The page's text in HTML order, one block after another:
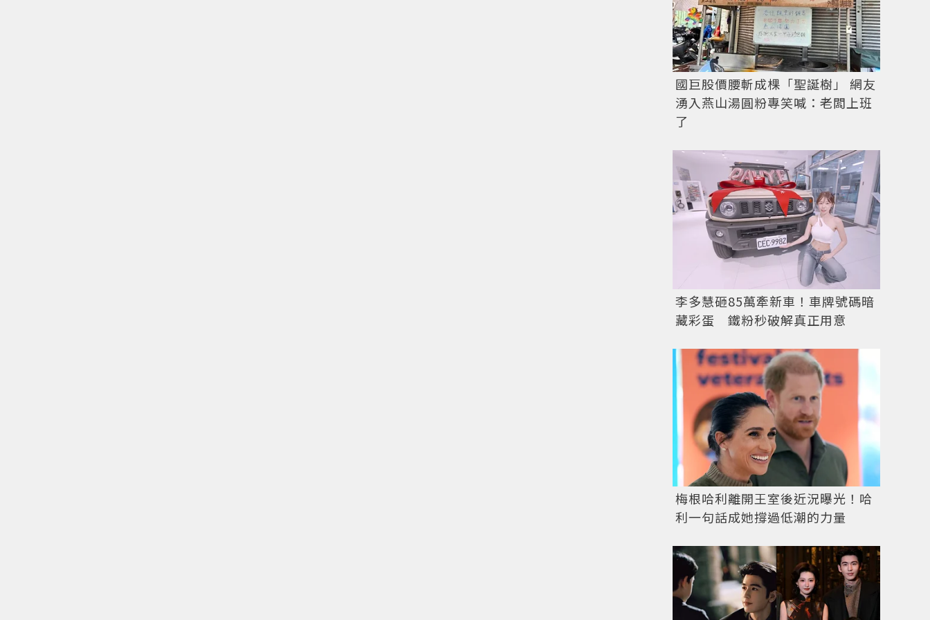
國巨股價腰斬成棵「聖誕樹」 網友
湧入燕山湯圓粉專笑喊：老闆上班
了
李多慧砸85萬牽新車！車牌號碼暗
藏彩蛋 鐵粉秒破解真正用意
梅根哈利離開王室後近況曝光！哈
利一句話成她撐過低潮的力量